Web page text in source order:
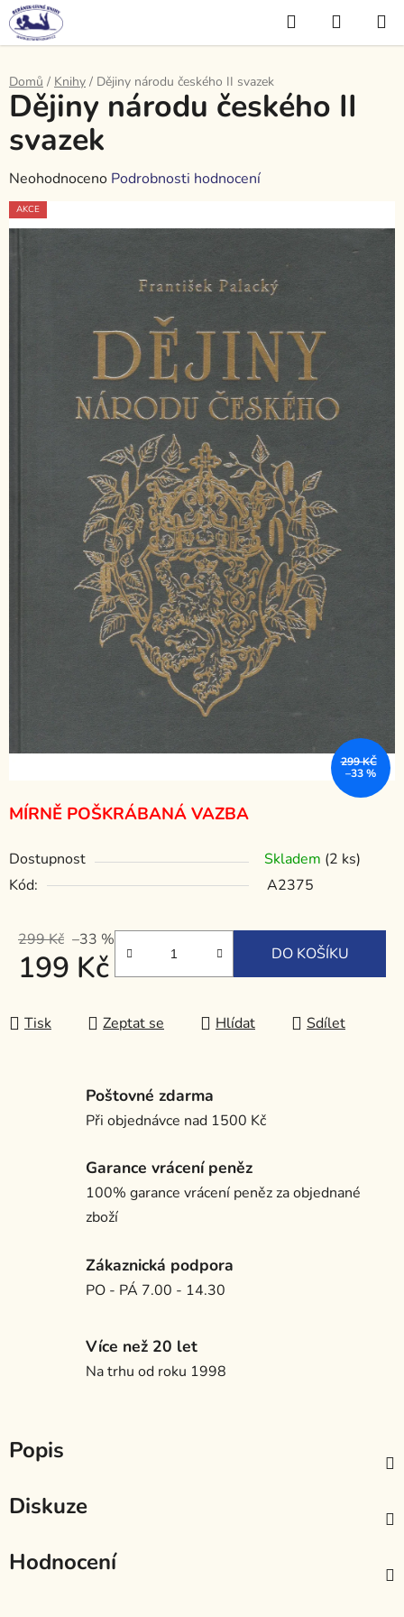
Přejít
na
obsah
Hledat
KOŠÍK
Domů / Knihy / Dějiny národu českého II svazek
MÍRNĚ POŠKRÁBANÁ VAZBA
Dostupnost Skladem (2 ks)
Kód:
A2375
299 Kč –33 %
199 Kč DO KOŠÍKU
Tisk Zeptat se Hlídat Sdílet
Dějiny národu českého II
svazek
Průměrné
hodnocení
produktu
Neohodnoceno Podrobnosti hodnocení
AKCE
299 KČ
–33 %
Poštovné zdarma
Při objednávce nad 1500 Kč
Garance vrácení peněz
100% garance vrácení peněz za objednané
zboží
Zákaznická podpora
PO - PÁ 7.00 - 14.30
Více než 20 let
Na trhu od roku 1998
Popis
Diskuze
Hodnocení